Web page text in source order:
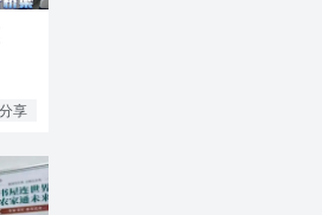
分享